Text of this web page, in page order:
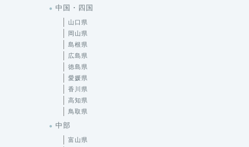
中国・四国
山口県
岡山県
島根県
広島県
徳島県
愛媛県
香川県
高知県
鳥取県
中部
富山県